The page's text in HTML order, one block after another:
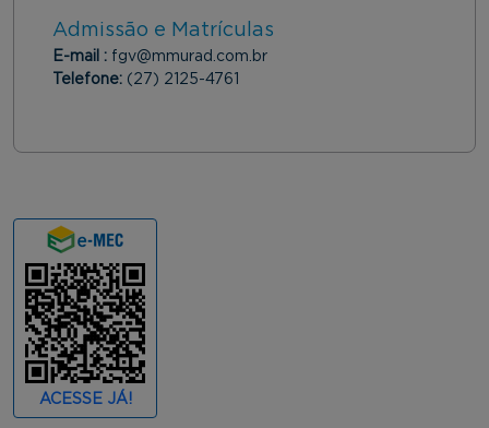
Admissão e Matrículas
E-mail : fgv@mmurad.com.br
Telefone: (27) 2125-4761
ACESSE JÁ!